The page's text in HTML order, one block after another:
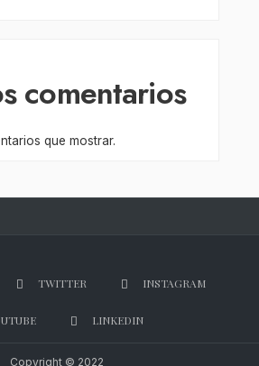
comentarios
que mostrar.
TWITTER INSTAGRAM
LINKEDIN
Copyright © 2022